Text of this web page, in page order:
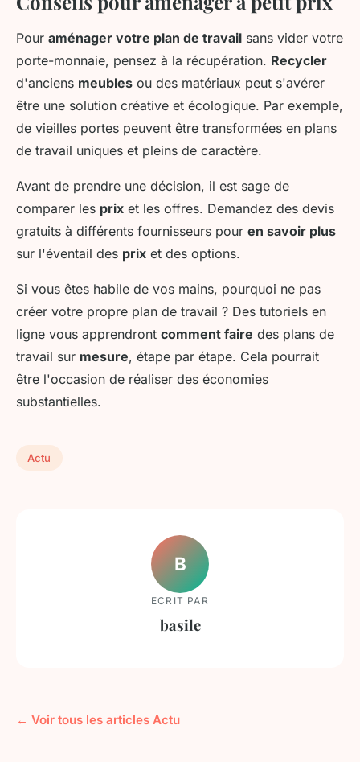
Pour aménager votre plan de travail sans vider votre
porte-monnaie, pensez à la récupération. Recycler
d'anciens meubles ou des matériaux peut s'avérer
être une solution créative et écologique. Par exemple,
de vieilles portes peuvent être transformées en plans
de travail uniques et pleins de caractère.
Avant de prendre une décision, il est sage de
comparer les prix et les offres. Demandez des devis
gratuits à différents fournisseurs pour en savoir plus
sur l'éventail des prix et des options.
Si vous êtes habile de vos mains, pourquoi ne pas
créer votre propre plan de travail ? Des tutoriels en
ligne vous apprendront comment faire des plans de
travail sur mesure, étape par étape. Cela pourrait
être l'occasion de réaliser des économies
substantielles.
Actu
B
ECRIT PAR
basile
← Voir tous les articles Actu